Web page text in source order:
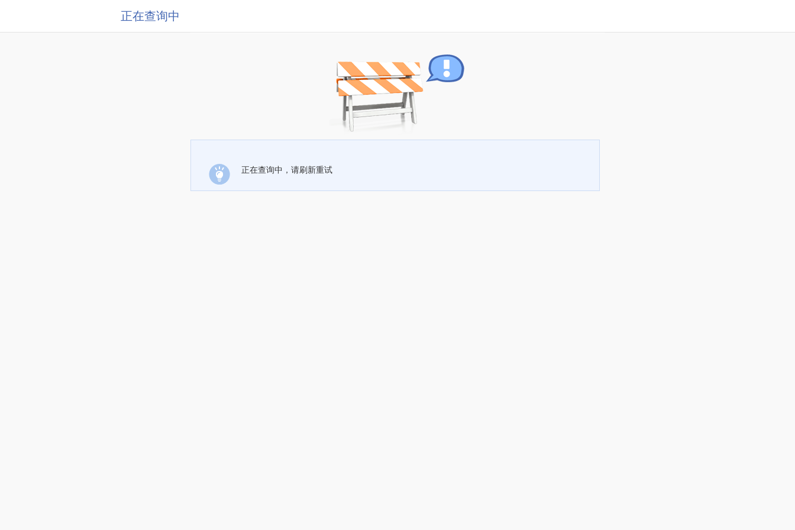
正在查询中
正在查询中，请刷新重试